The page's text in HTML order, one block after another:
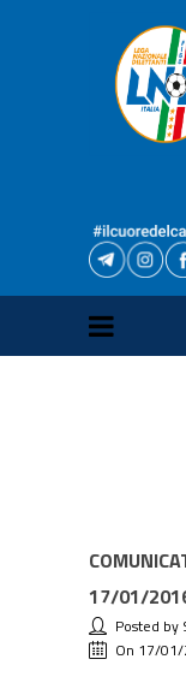
17/01/
Posted by
On 17/